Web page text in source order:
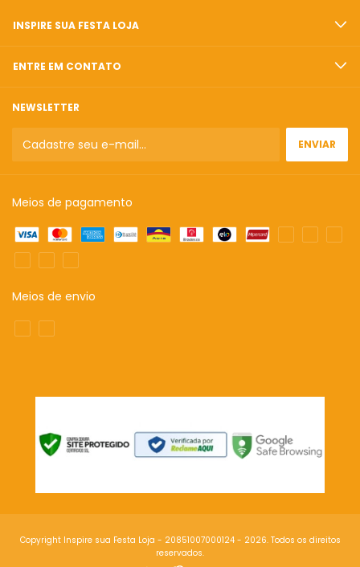
INSPIRE SUA FESTA LOJA
ENTRE EM CONTATO
NEWSLETTER
Meios de pagamento
Meios de envio
Copyright Inspire sua Festa Loja - 20851007000124 - 2026. Todos os direitos
reservados.